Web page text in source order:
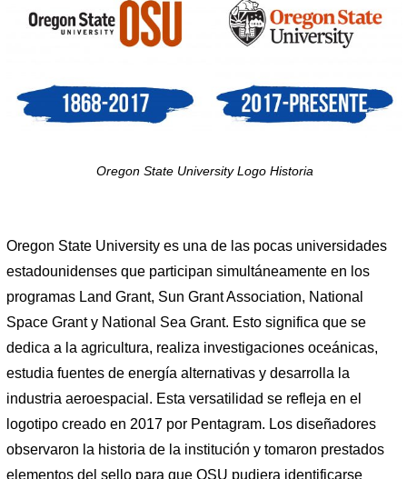
Oregon State University Logo Historia
Oregon State University es una de las pocas universidades
estadounidenses que participan simultáneamente en los
programas Land Grant, Sun Grant Association, National
Space Grant y National Sea Grant. Esto significa que se
dedica a la agricultura, realiza investigaciones oceánicas,
estudia fuentes de energía alternativas y desarrolla la
industria aeroespacial. Esta versatilidad se refleja en el
logotipo creado en 2017 por Pentagram. Los diseñadores
observaron la historia de la institución y tomaron prestados
elementos del sello para que OSU pudiera identificarse